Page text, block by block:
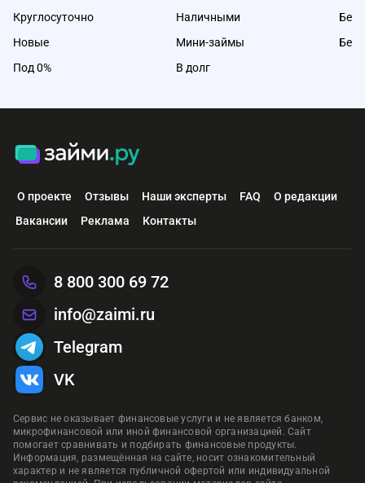
Круглосуточно
Новые
Под 0%
Наличными
Мини-займы
В долг
Без
Без
О проекте Отзывы Наши эксперты FAQ
О редакции
Вакансии
Реклама Контакты
Сервис не оказывает финансовые услуги и не является банком,
микрофинансовой или иной финансовой организацией. Сайт
помогает сравнивать и подбирать финансовые продукты.
Информация, размещённая на сайте, носит ознакомительный
характер и не является публичной офертой или индивидуальной
8 800 300 69 72
info@zaimi.ru
Telegram
VK